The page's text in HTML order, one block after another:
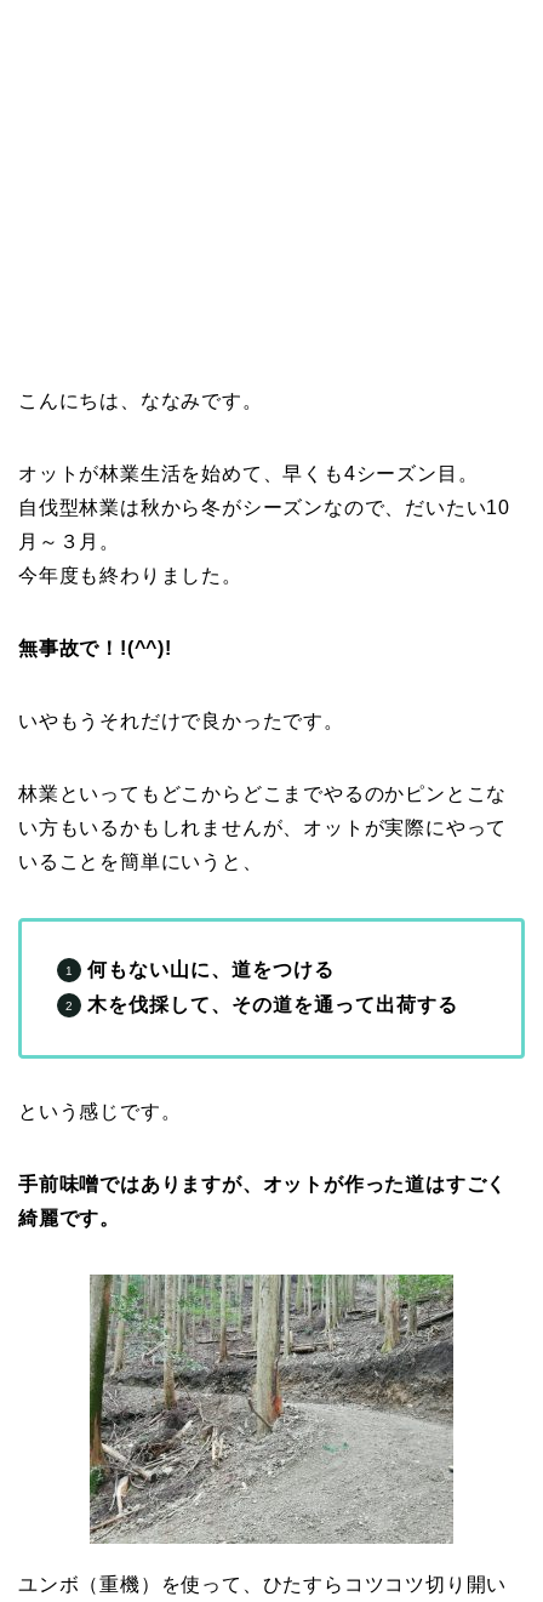
こんにちは、ななみです。
オットが林業生活を始めて、早くも4シーズン目。
自伐型林業は秋から冬がシーズンなので、だいたい10
月～３月。
今年度も終わりました。
無事故で！!(^^)!
いやもうそれだけで良かったです。
林業といってもどこからどこまでやるのかピンとこな
い方もいるかもしれませんが、オットが実際にやって
いることを簡単にいうと、
何もない山に、道をつける
木を伐採して、その道を通って出荷する
という感じです。
手前味噌ではありますが、オットが作った道はすごく
綺麗です。
ユンボ（重機）を使って、ひたすらコツコツ切り開い